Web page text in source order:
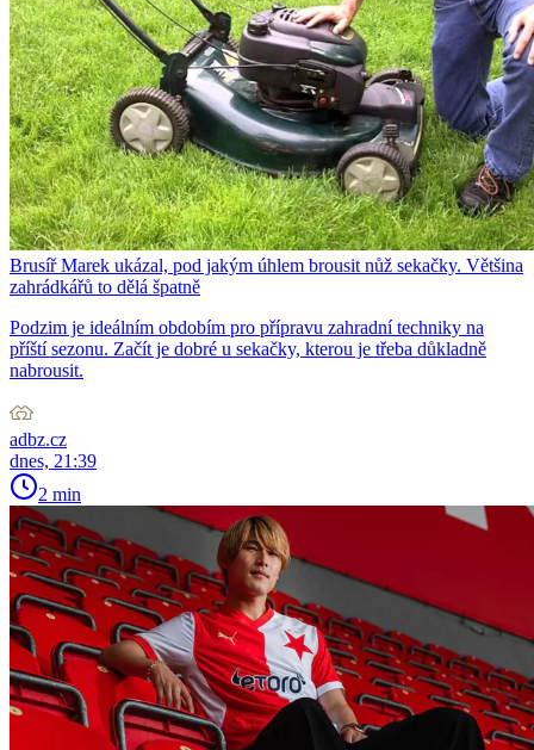
Brusíř Marek ukázal, pod jakým úhlem brousit nůž sekačky. Většina
zahrádkářů to dělá špatně
Podzim je ideálním obdobím pro přípravu zahradní techniky na
příští sezonu. Začít je dobré u sekačky, kterou je třeba důkladně
nabrousit.
adbz.cz
dnes, 21:39
2 min